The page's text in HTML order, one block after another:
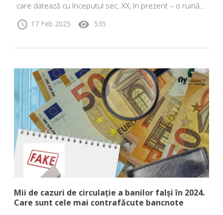
care datează cu începutul sec. XX, în prezent – o ruină...
schedule 17 Feb 2025 visibility 535
Mii de cazuri de circulație a banilor falși în 2024.
Care sunt cele mai contrafăcute bancnote